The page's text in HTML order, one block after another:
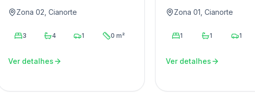
Zona 02, Cianorte
3 4 1 0 m²
Ver detalhes
Zona 01, Cianorte
1 1 1
Ver detalhes